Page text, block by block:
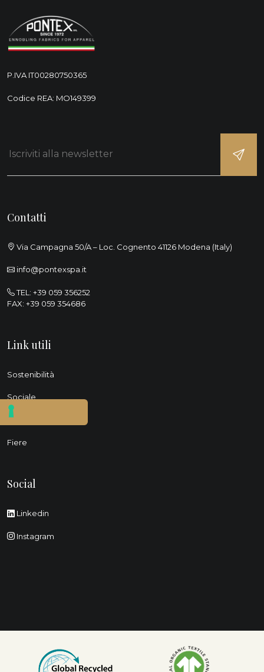
P.IVA IT00280750365
Codice REA: MO149399
Contatti
Via Campagna 50/A – Loc. Cognento 41126 Modena (Italy)
info@pontexspa.it
TEL: +39 059 356252
FAX: +39 059 354686
Link utili
Sostenibilità
Sociale
Made in Italy
Fiere
Social
Linkedin
Instagram